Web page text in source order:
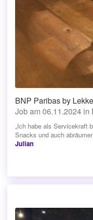
BNP Paribas by
Job am 06.11.2024
„Ich habe als Servicekraft
Snacks und auch
Julian